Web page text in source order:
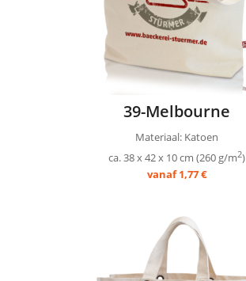
39-Melbourne
Materiaal: Katoen
ca. 38 x 42 x 10 cm (260 g/m2)
vanaf 1,77 €